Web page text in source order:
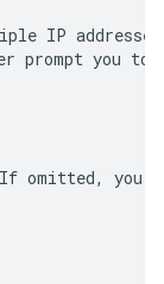
IP addresses
prompt you to
If omitted, you